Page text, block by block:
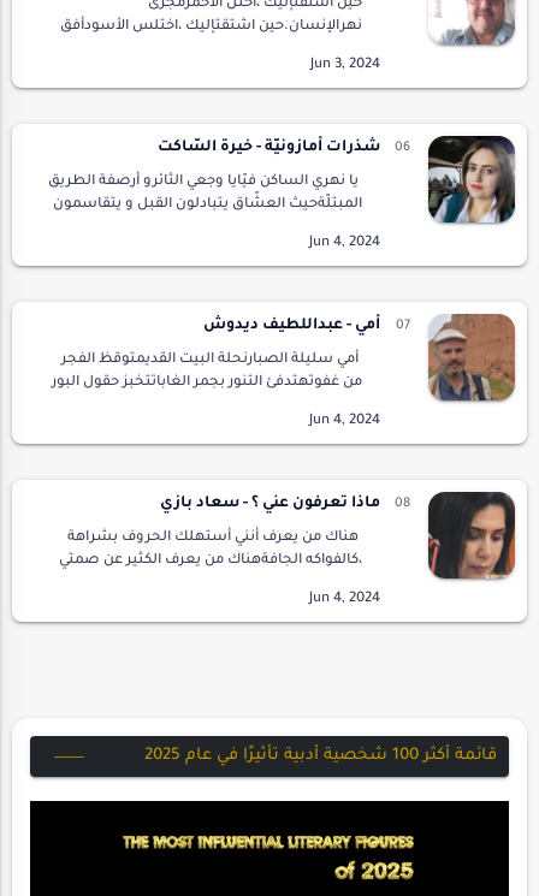
حين اشتقتإليك ،احتل الأحمرمجرى
نهرالإنسان.حين اشتقتإليك ،اختلس الأسودأفق
للأخضرأزهاراوصار للعواصمعصافير ترفضرقصة
شذرات أمازونيّة - خيرة السّاكت
يا نهري الساكن فيّايا وجعي الثائرو أرصفة الطريق
المبتلّةحيث العشّاق يتبادلون القبل و يتقاسمون
اليدين و الحضنتصعد الموجة فوق الرّصيف…
أمي - عبداللطيف ديدوش
أمي سليلة الصبارنحلة البيت القديمتوقظ الفجر
من غفوتهتدفئ التنور بجمر الغاباتتخبز حقول البور
العالمأمي أنثى العناصرجاءها المخاض إلى سفح…
ماذا تعرفون عني ؟ - سعاد بازي
هناك من يعرف أنني أستهلك الحروف بشراهة
،كالفواكه الجافةهناك من يعرف الكثير عن صمتي
عامرةولي ثرثرات فارغةكأن أقول لكم مثلا :أن…
قائمة أكثر 100 شخصية أدبية تأثيرًا في عام 2025